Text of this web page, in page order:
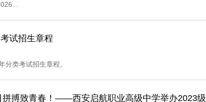
试招生章程
分类考试招生章程。
拼搏致青春！——西安启航职业高级中学举办2023级